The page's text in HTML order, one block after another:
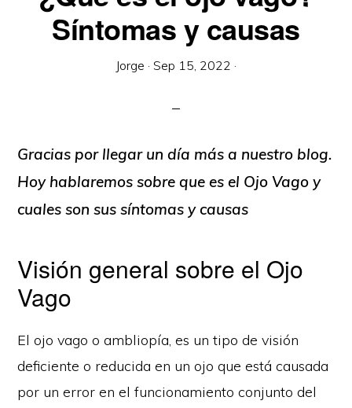
Síntomas y causas
Jorge · Sep 15, 2022 ·
Gracias por llegar un día más a nuestro blog.
Hoy hablaremos sobre que es el Ojo Vago y
cuales son sus síntomas y causas
Visión general sobre el Ojo
Vago
El ojo vago o ambliopía, es un tipo de visión
deficiente o reducida en un ojo que está causada
por un error en el funcionamiento conjunto del